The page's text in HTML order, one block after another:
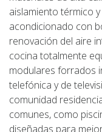
aislamiento térmico
acondicionado con
renovación del aire
cocina totalmente
modulares forrados
telefónica y de
comunidad
comunes, como
diseñadas para